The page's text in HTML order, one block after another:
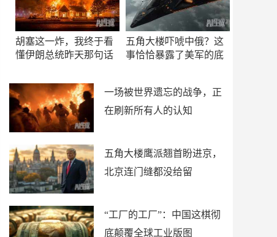
胡塞这一炸，我终于看
懂伊朗总统昨天那句话
五角大楼吓唬中俄？这
事恰恰暴露了美军的底
一场被世界遗忘的战争，正
在刷新所有人的认知
五角大楼鹰派翘首盼进京，
北京连门缝都没给留
“工厂的工厂”：中国这棋彻
底颠覆全球工业版图